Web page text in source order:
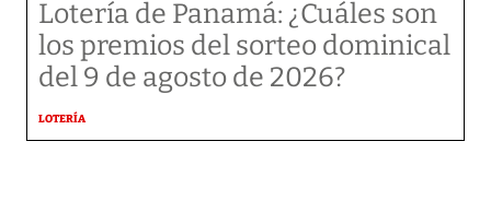
Lotería de Panamá: ¿Cuáles son
los premios del sorteo dominical
del 9 de agosto de 2026?
LOTERÍA